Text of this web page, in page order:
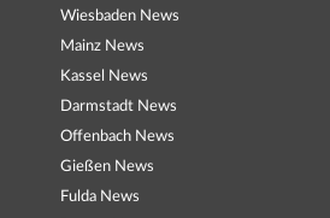
Wiesbaden News
Mainz News
Kassel News
Darmstadt News
Offenbach News
Gießen News
Fulda News